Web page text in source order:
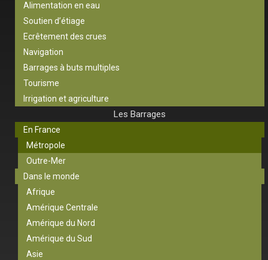
Alimentation en eau
Soutien d’étiage
Ecrêtement des crues
Navigation
Barrages à buts multiples
Tourisme
Irrigation et agriculture
Les Barrages
En France
Métropole
Outre-Mer
Dans le monde
Afrique
Amérique Centrale
Amérique du Nord
Amérique du Sud
Asie